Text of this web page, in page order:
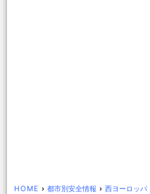
HOME › 都市別安全情報 › 西ヨーロッパ